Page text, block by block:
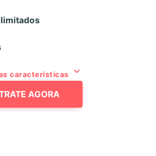
características keyboard_arrow_down
AGORA